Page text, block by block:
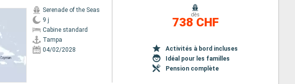
Serenade of the Seas
9 j
Cabine standard
Tampa
04/02/2028
dès
738 CHF
Activités à bord incluses
Idéal pour les familles
Pension complète